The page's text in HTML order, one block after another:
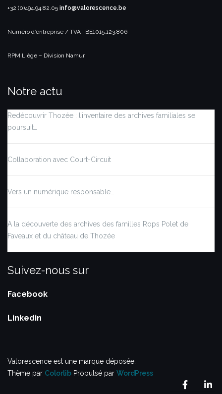
+32 (0)494.94.82.05 info@valorescence.be
Numéro d’entreprise / TVA : BE1015.123.806
RPM Liège – Division Namur
Notre actu
Redécouvrir Thozée : l’inventaire des archives familiales se
poursuit…
Collaboration avec Court-Circuit
Vers un numérique responsable…
A la découverte des archives des familles Rops Polet de
Faveaux et du château de Thozée
Suivez-nous sur
Facebook
Linkedin
Valorescence est une marque déposée.
Thème par Colorlib Propulsé par WordPress